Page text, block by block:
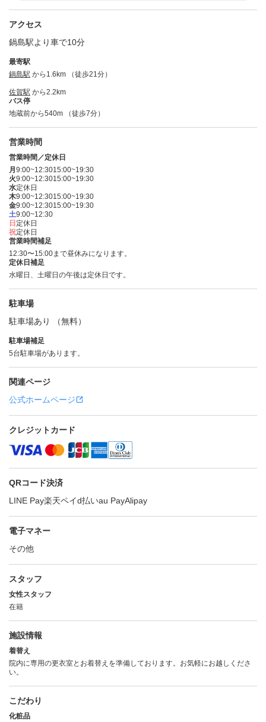
アクセス
鍋島駅より車で10分
最寄駅
鍋島駅 から1.6km （徒歩21分）
佐賀駅 から2.2km
バス停
地蔵前から540m （徒歩7分）
営業時間
営業時間／定休日
月 9:00~12:3015:00~19:30
火9:00~12:3015:00~19:30
水定休日
木9:00~12:3015:00~19:30
金9:00~12:3015:00~19:30
土9:00~12:30
日 定休日
祝定休日
営業時間補足
12:30〜15:00まで昼休みになります。
定休日補足
水曜日、土曜日の午後は定休日です。
駐車場
駐車場あり （無料）
駐車場補足
5台駐車場があります。
関連ページ
公式ホームページ
クレジットカード
QRコード決済
LINE Pay楽天ペイd払いau PayAlipay
電子マネー
その他
スタッフ
女性スタッフ
在籍
施設情報
着替え
院内に専用の更衣室とお着替えを準備しております。お気軽にお越しくださ
い。
こだわり
化粧品